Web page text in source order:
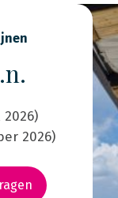
2026)